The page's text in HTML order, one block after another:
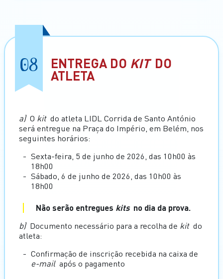
08 ENTREGA DO KIT DO
ATLETA
a) O kit do atleta LIDL Corrida de Santo António
será entregue na Praça do Império, em Belém, nos
seguintes horários:
Sexta-feira, 5 de junho de 2026, das 10h00 às
18h00
Sábado, 6 de junho de 2026, das 10h00 às
18h00
Não serão entregues kits no dia da prova.
b) Documento necessário para a recolha de kit do
atleta:
Confirmação de inscrição recebida na caixa de
e-mail após o pagamento